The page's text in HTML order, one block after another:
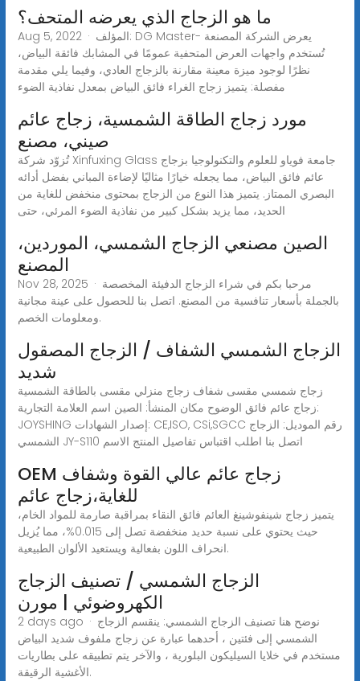
ما هو الزجاج الذي يعرضه المتحف؟
Aug 5, 2022 · المؤلف: DG Master- يعرض الشركة المصنعة
تُستخدم واجهات العرض المتحفية عمومًا في المشابك فائقة البياض،
نظرًا لوجود ميزة معينة مقارنة بالزجاج العادي، وفيما يلي مقدمة
مفصلة: يتميز زجاج الغراء فائق البياض بمعدل نفاذية الضوء
مورد زجاج الطاقة الشمسية، زجاج عائم
صيني، مصنع
تُزوّد شركة Xinfuxing Glass جامعة فوياو للعلوم والتكنولوجيا بزجاج
عائم فائق البياض، مما يجعله خيارًا مثاليًا لإضاءة المباني بفضل أدائه
البصري الممتاز. يتميز هذا النوع من الزجاج بمحتوى منخفض للغاية من
الحديد، مما يزيد بشكل كبير من نفاذية الضوء المرئي، حتى
الصين مصنعي الزجاج الشمسي، الموردين،
المصنع
Nov 28, 2025 · مرحبا بكم في شراء الزجاج الدفيئة المخصصة
بالجملة بأسعار تنافسية من المصنع. اتصل بنا للحصول على عينة مجانية
ومعلومات الخصم.
الزجاج الشمسي الشفاف / الزجاج المصقول
شديد
زجاج شمسي مقسى شفاف زجاج منزلي مقسى بالطاقة الشمسية
زجاج عائم فائق الوضوح مكان المنشأ: الصين اسم العلامة التجارية:
JOYSHING إصدار الشهادات: CE,ISO, CSi,SGCC رقم الموديل: الزجاج
الشمسي JY-S110 اتصل بنا اطلب اقتباس تفاصيل المنتج الاسم
OEM زجاج عائم عالي القوة وشفاف
للغاية،زجاج عائم
يتميز زجاج شينفوشينغ العائم فائق النقاء بمراقبة صارمة للمواد الخام،
حيث يحتوي على نسبة حديد منخفضة تصل إلى 0.015%، مما يُزيل
انحراف اللون بفعالية ويستعيد الألوان الطبيعية.
الزجاج الشمسي / تصنيف الزجاج
الكهروضوئي | مورن
2 days ago · نوضح هنا تصنيف الزجاج الشمسي: ينقسم الزجاج
الشمسي إلى فئتين ، أحدهما عبارة عن زجاج ملفوف شديد البياض
مستخدم في خلايا السيليكون البلورية ، والآخر يتم تطبيقه على بطاريات
الأغشية الرقيقة.